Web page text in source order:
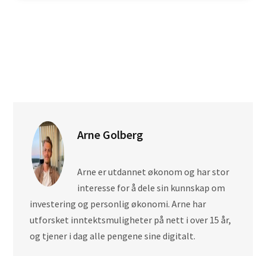
Arne Golberg
Arne er utdannet økonom og har stor
interesse for å dele sin kunnskap om
investering og personlig økonomi. Arne har
utforsket inntektsmuligheter på nett i over 15 år,
og tjener i dag alle pengene sine digitalt.